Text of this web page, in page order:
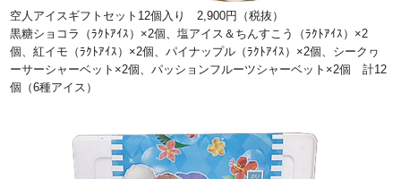
空人アイスギフトセット12個入り 2,900円（税抜）
黒糖ショコラ（ﾗｸﾄｱｲｽ）×2個、塩アイス＆ちんすこう（ﾗｸﾄｱｲｽ）×2
個、紅イモ（ﾗｸﾄｱｲｽ）×2個、パイナップル（ﾗｸﾄｱｲｽ）×2個、シークヮ
ーサーシャーベット×2個、パッションフルーツシャーベット×2個 計12
個（6種アイス）